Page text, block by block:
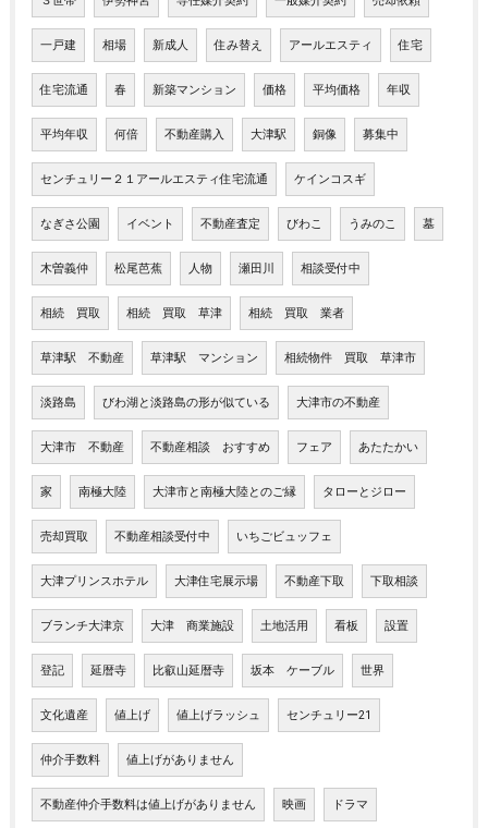
一戸建 相場 新成人 住み替え アールエスティ 住宅
住宅流通 春 新築マンション 価格 平均価格 年収
平均年収 何倍 不動産購入 大津駅 銅像 募集中
センチュリー２１アールエスティ住宅流通 ケインコスギ
なぎさ公園 イベント 不動産査定 びわこ うみのこ 墓
木曽義仲 松尾芭蕉 人物 瀬田川 相談受付中
相続 買取 相続 買取 草津 相続 買取 業者
草津駅 不動産 草津駅 マンション 相続物件 買取 草津市
淡路島 びわ湖と淡路島の形が似ている 大津市の不動産
大津市 不動産 不動産相談 おすすめ フェア あたたかい
家 南極大陸 大津市と南極大陸とのご縁 タローとジロー
売却買取 不動産相談受付中 いちごビュッフェ
大津プリンスホテル 大津住宅展示場 不動産下取 下取相談
ブランチ大津京 大津 商業施設 土地活用 看板 設置
登記 延暦寺 比叡山延暦寺 坂本 ケーブル 世界
文化遺産 値上げ 値上げラッシュ センチュリー21
仲介手数料 値上げがありません
不動産仲介手数料は値上げがありません 映画 ドラマ